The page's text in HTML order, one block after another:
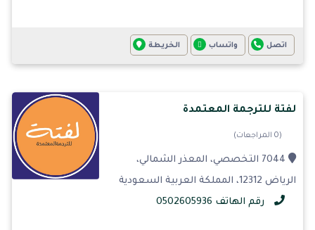
اتصل واتساب الخريطة
لفتة للترجمة المعتمدة
(0 المراجعات)
7044 التخصصي، المعذر الشمالي،
الرياض 12312، المملكة العربية السعودية
رقم الهاتف 0502605936